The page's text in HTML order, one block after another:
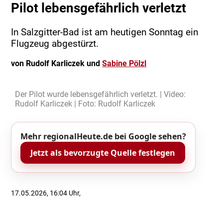
Pilot lebensgefährlich verletzt
In Salzgitter-Bad ist am heutigen Sonntag ein
Flugzeug abgestürzt.
von Rudolf Karliczek undSabine Pölzl
Der Pilot wurde lebensgefährlich verletzt. | Video:
Rudolf Karliczek | Foto: Rudolf Karliczek
Mehr regionalHeute.de bei Google sehen?
Jetzt als bevorzugte Quelle festlegen
17.05.2026, 16:04 Uhr,